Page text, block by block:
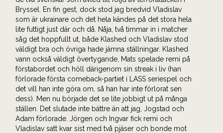
Bryssel. En fin gest, dock stod jag bredvid Vladislav
som är ukrainare och det hela kändes på det stora hela
lite futtigt just där och då. Nåja, två timmar in i matcher
såg det hoppfullt ut, både Klashed och Vladislav stod
väldigt bra och övriga hade jämna ställningar. Klashed
vann också väldigt övertygande, Mats spelade remi på
förstabordet och höll därigenom sin streak i liv (han
förlorade första comeback-partiet i LASS seriespel och
det vill han inte göra om, så han har inte förlorat sen
dess). Men nu började det se lite jobbigt ut på många
ställen. Det slutade inte bättre än att jag, Jogstad och
Adam förlorade. Jörgen och Ingvar fick remi och
Vladislav satt kvar sist med två pjäser och bonde mot